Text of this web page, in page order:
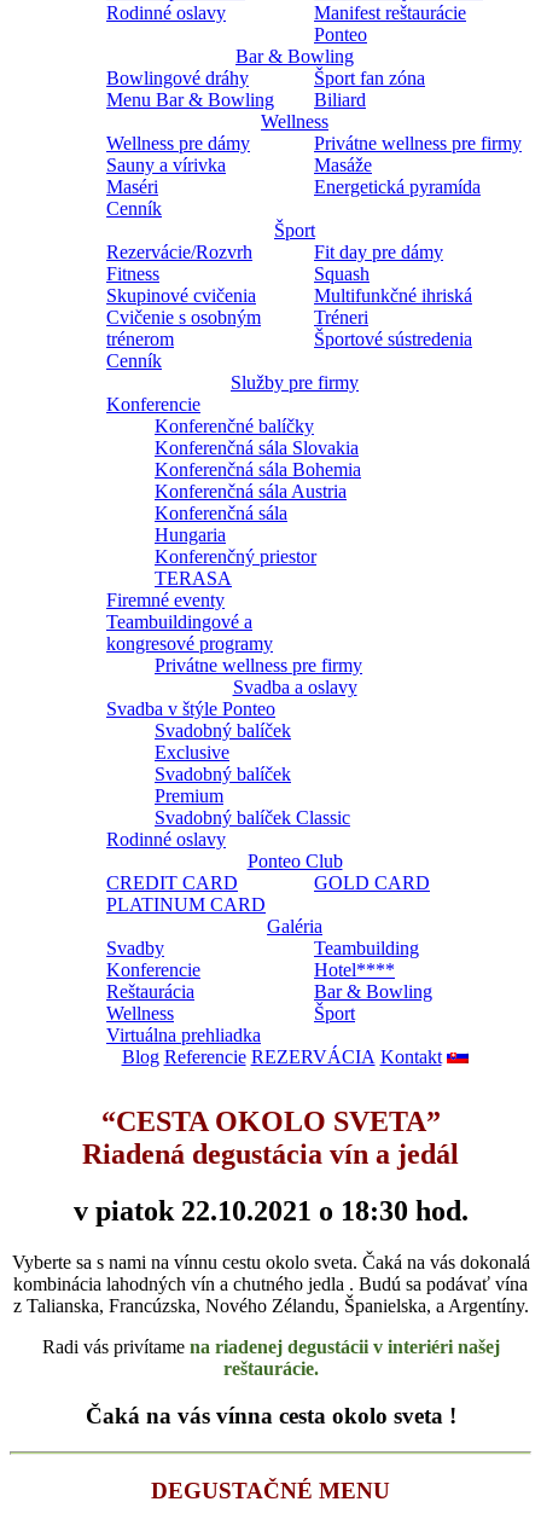
Rodinné oslavy
Manifest reštaurácie
Ponteo
Bar & Bowling
Bowlingové dráhy
Šport fan zóna
Menu Bar & Bowling
Biliard
Wellness
Wellness pre dámy
Privátne wellness pre firmy
Sauny a vírivka
Masáže
Maséri
Energetická pyramída
Cenník
Šport
Rezervácie/Rozvrh
Fit day pre dámy
Fitness
Squash
Skupinové cvičenia
Multifunkčné ihriská
Cvičenie s osobným
trénerom
Tréneri
Športové sústredenia
Cenník
Služby pre firmy
Konferencie
Konferenčné balíčky
Konferenčná sála Slovakia
Konferenčná sála Bohemia
Konferenčná sála Austria
Konferenčná sála
Hungaria
Konferenčný priestor
TERASA
Firemné eventy
Teambuildingové a
kongresové programy
Privátne wellness pre firmy
Svadba a oslavy
Svadba v štýle Ponteo
Svadobný balíček
Exclusive
Svadobný balíček
Premium
Svadobný balíček Classic
Rodinné oslavy
Ponteo Club
CREDIT CARD
GOLD CARD
PLATINUM CARD
Galéria
Svadby
Teambuilding
Konferencie
Hotel****
Reštaurácia
Bar & Bowling
Wellness
Šport
Virtuálna prehliadka
Blog Referencie REZERVÁCIA Kontakt
“CESTA OKOLO SVETA”
Riadená degustácia vín a jedál
v piatok 22.10.2021 o 18:30 hod.
Vyberte sa s nami na vínnu cestu okolo sveta. Čaká na vás dokonalá
kombinácia lahodných vín a chutného jedla . Budú sa podávať vína
z Talianska, Francúzska, Nového Zélandu, Španielska, a Argentíny.
Radi vás privítame na riadenej degustácii v interiéri našej
reštaurácie.
Čaká na vás vínna cesta okolo sveta !
DEGUSTAČNÉ MENU